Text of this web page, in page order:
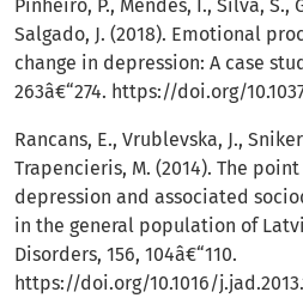
Pinheiro, P., Mendes, I., Silva, S.,
Salgado, J. (2018). Emotional
change in depression: A case
263â€“274. https://doi.org/
Rancans, E., Vrublevska, J.,
Trapencieris, M. (2014). The
depression and associated
in the general population of
Disorders, 156, 104â€“110.
https://doi.org/10.1016/